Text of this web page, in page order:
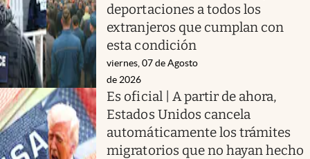
deportaciones a todos los
extranjeros que cumplan con
esta condición
viernes, 07 de Agosto
de 2026
Es oficial | A partir de ahora,
Estados Unidos cancela
automáticamente los trámites
migratorios que no hayan hecho